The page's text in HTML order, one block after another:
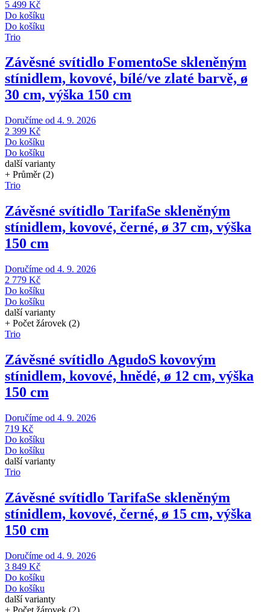
5 499 Kč
Do košíku
Do košíku
Trio
Závěsné svítidlo FomentoSe skleněným
stínidlem, kovové, bílé/ve zlaté barvě, ø
30 cm, výška 150 cm
Doručíme od 4. 9. 2026
2 399 Kč
Do košíku
Do košíku
další varianty
+ Průměr (2)
Trio
Závěsné svítidlo TarifaSe skleněným
stínidlem, kovové, černé, ø 37 cm, výška
150 cm
Doručíme od 4. 9. 2026
2 779 Kč
Do košíku
Do košíku
další varianty
+ Počet žárovek (2)
Trio
Závěsné svítidlo AgudoS kovovým
stínidlem, kovové, hnědé, ø 12 cm, výška
150 cm
Doručíme od 4. 9. 2026
719 Kč
Do košíku
Do košíku
další varianty
Trio
Závěsné svítidlo TarifaSe skleněným
stínidlem, kovové, černé, ø 15 cm, výška
150 cm
Doručíme od 4. 9. 2026
3 849 Kč
Do košíku
Do košíku
další varianty
+ Počet žárovek (2)